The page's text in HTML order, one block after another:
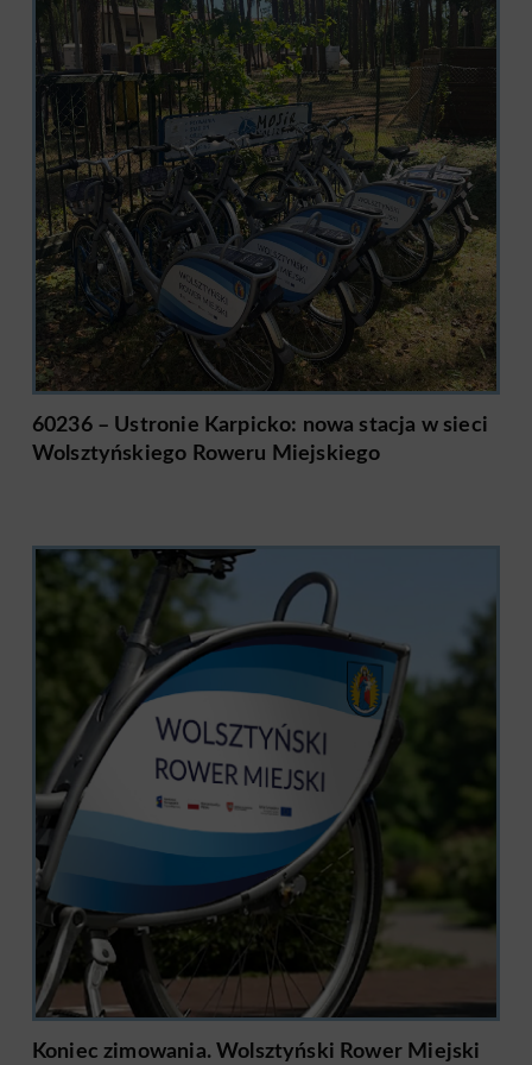
60236 – Ustronie Karpicko: nowa stacja w sieci
Wolsztyńskiego Roweru Miejskiego
Koniec zimowania. Wolsztyński Rower Miejski